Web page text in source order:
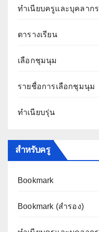
ทำเนียบครูและบุคลากร
ตารางเรียน
เลือกชุมนุม
รายชื่อการเลือกชุมนุม
ทำเนียบรุ่น
สำหรับครู
Bookmark
Bookmark (สำรอง)